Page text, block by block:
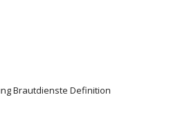
Brautdienste Definition